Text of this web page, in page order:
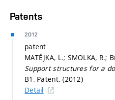
Patents
2012
patent
MATĚJKA, L.; SMOLKA,
Support structures for a
B1, Patent. (2012)
Detail